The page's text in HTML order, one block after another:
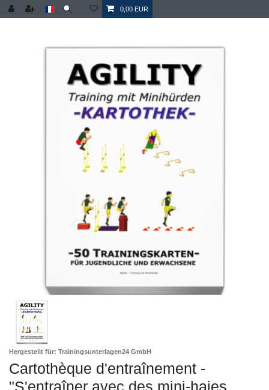
0,00 EUR
Hergestellt für: Trainingsunterlagen24 GmbH
Cartothèque d'entraînement -
"S'entraîner avec des mini-haies